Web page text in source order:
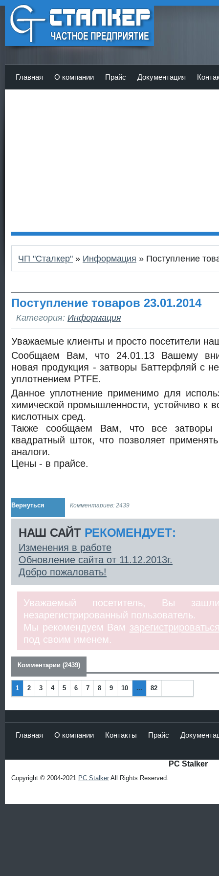
ЧП Сталкер - Главная
Главная О компании Прайс Документация
ЧП "Сталкер" » Информация » Поступление
Поступление товаров 23.01.2014
Категория: Информация
Уважаемые клиенты и просто посетители
Сообщаем Вам, что 24.01.13 Вашему
новая продукция - затворы Баттерфляй с
уплотнением PTFE.
Данное уплотнение применимо для
химической промышленности, устойчиво к
кислотных сред.
Также сообщаем Вам, что все затворы
квадратный шток, что позволяет
аналоги.
Цены - в прайсе.
Вернуться Комментариев: 2439
НАШ САЙТРЕКОМЕНДУЕТ:
Изменения в работе
Обновление сайта от 11.12.2013г.
Добро пожаловать!
Уважаемый посетитель, Вы
незарегистрированный пользователь.
Мы рекомендуем Вам
под своим именем.
Комментарии (2439)
1 2 3 4 5 6 7 8 9 10 ...
82
Главная О компании Контакты Прайс
PC Stalker
Copyright © 2004-2021 PC Stalker All Rights Reserved.